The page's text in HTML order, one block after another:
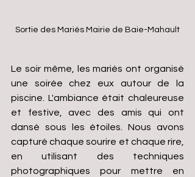
Sortie des Mariés Mairie de Baie-Mahault
Le soir même, les mariés ont organisé
une soirée chez eux autour de la
piscine. L'ambiance était chaleureuse
et festive, avec des amis qui ont
dansé sous les étoiles. Nous avons
capturé chaque sourire et chaque rire,
en utilisant des techniques
photographiques pour mettre en